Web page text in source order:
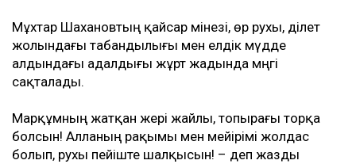
Мұхтар Шахановтың қайсар мінезі, өр рухы, әділет
жолындағы табандылығы мен елдік мүдде
алдындағы адалдығы жұрт жадында мәңгі
сақталады.
Марқұмның жатқан жері жайлы, топырағы торқа
болсын! Алланың рақымы мен мейірімі жолдас
болып, рухы пейіште шалқысын! – деп жазды